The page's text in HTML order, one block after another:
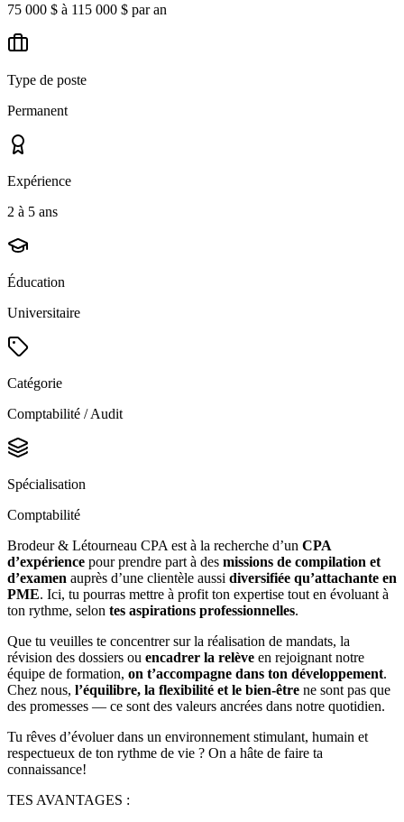
75 000 $ à 115 000 $ par an
Type de poste
Permanent
Expérience
2 à 5 ans
Éducation
Universitaire
Catégorie
Comptabilité / Audit
Spécialisation
Comptabilité
Brodeur & Létourneau CPA est à la recherche d’un CPA
d’expérience pour prendre part à des missions de compilation et
d’examen auprès d’une clientèle aussi diversifiée qu’attachante en
PME. Ici, tu pourras mettre à profit ton expertise tout en évoluant à
ton rythme, selon tes aspirations professionnelles.
Que tu veuilles te concentrer sur la réalisation de mandats, la
révision des dossiers ou encadrer la relève en rejoignant notre
équipe de formation, on t’accompagne dans ton développement.
Chez nous, l’équilibre, la flexibilité et le bien-être ne sont pas que
des promesses — ce sont des valeurs ancrées dans notre quotidien.
Tu rêves d’évoluer dans un environnement stimulant, humain et
respectueux de ton rythme de vie ? On a hâte de faire ta
connaissance!
TES AVANTAGES :